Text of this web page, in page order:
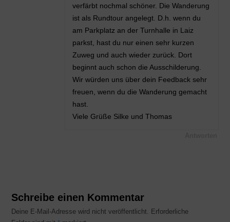
verfärbt nochmal schöner. Die Wanderung
ist als Rundtour angelegt. D.h. wenn du
am Parkplatz an der Turnhalle in Laiz
parkst, hast du nur einen sehr kurzen
Zuweg und auch wieder zurück. Dort
beginnt auch schon die Ausschilderung.
Wir würden uns über dein Feedback sehr
freuen, wenn du die Wanderung gemacht
hast.
Viele Grüße Silke und Thomas
Schreibe einen Kommentar
Deine E-Mail-Adresse wird nicht veröffentlicht. Erforderliche